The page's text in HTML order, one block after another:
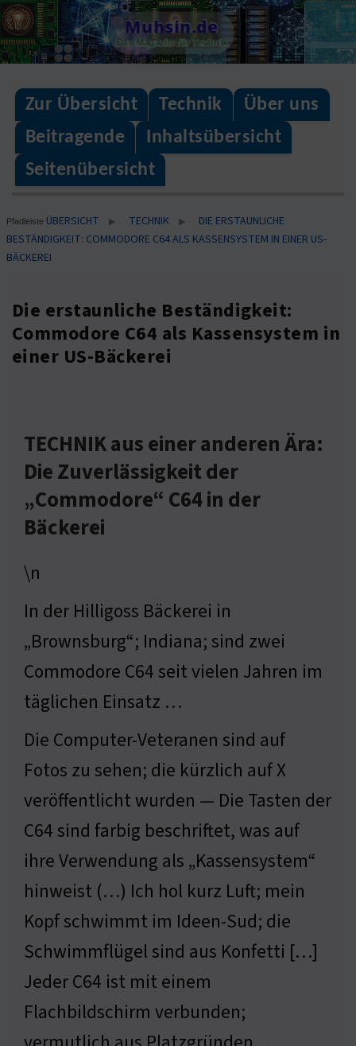
Skip
to
content
Muhsin.de
Das Magazin für Technik
Zur Übersicht Technik
Über uns
Beitragende
Inhaltsübersicht
Seitenübersicht
Pfadleiste ÜBERSICHT ▶ TECHNIK ▶
DIE ERSTAUNLICHE
BESTÄNDIGKEIT: COMMODORE C64 ALS KASSENSYSTEM IN EINER US-
BÄCKEREI
Die erstaunliche Beständigkeit:
Commodore C64 als Kassensystem in
einer US-Bäckerei
TECHNIK aus einer anderen Ära:
Die Zuverlässigkeit der
„Commodore“ C64 in der
Bäckerei
\n
In der Hilligoss Bäckerei in
„Brownsburg“; Indiana; sind zwei
Commodore C64 seit vielen Jahren im
täglichen Einsatz …
Die Computer-Veteranen sind auf
Fotos zu sehen; die kürzlich auf X
veröffentlicht wurden — Die Tasten der
C64 sind farbig beschriftet, was auf
ihre Verwendung als „Kassensystem“
hinweist (…) Ich hol kurz Luft; mein
Kopf schwimmt im Ideen-Sud; die
Schwimmflügel sind aus Konfetti […]
Jeder C64 ist mit einem
Flachbildschirm verbunden;